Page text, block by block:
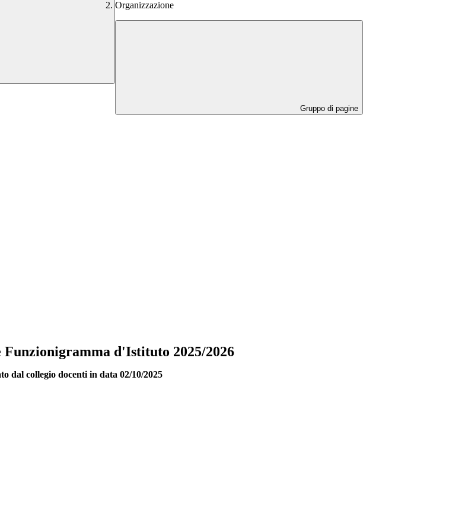
Organizzazione
Gruppo di pagine
d'Istituto 2025/2026
dal collegio docenti in data 02/10/2025